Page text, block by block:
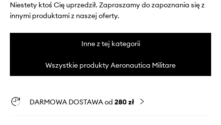
Niestety ktoś Cię uprzedził. Zapraszamy do zapoznania się z
innymi produktami z naszej oferty.
Inne z tej kategorii
Wszystkie produkty Aeronautica Militare
DARMOWA DOSTAWA od 280 zł